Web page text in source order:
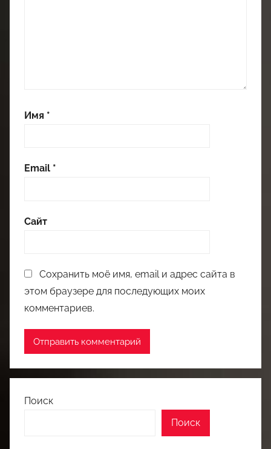
Имя *
Email *
Сайт
Сохранить моё имя, email и адрес сайта в
этом браузере для последующих моих
комментариев.
Поиск
Поиск